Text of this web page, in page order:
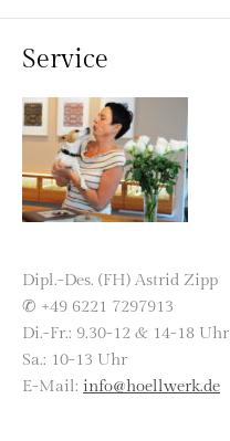
Service
Dipl.-Des. (FH) Astrid Zipp
✆ +49 6221 7297913
Di.-Fr.: 9.30-12 & 14-18 Uhr
Sa.: 10-13 Uhr
E-Mail: info@hoellwerk.de